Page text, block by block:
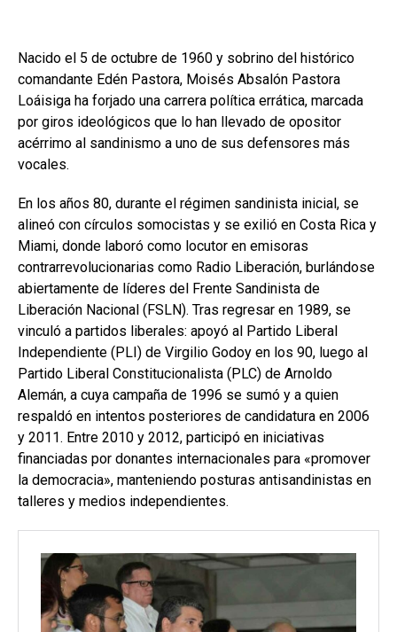
Nacido el 5 de octubre de 1960 y sobrino del histórico
comandante Edén Pastora, Moisés Absalón Pastora
Loáisiga ha forjado una carrera política errática, marcada
por giros ideológicos que lo han llevado de opositor
acérrimo al sandinismo a uno de sus defensores más
vocales.
En los años 80, durante el régimen sandinista inicial, se
alineó con círculos somocistas y se exilió en Costa Rica y
Miami, donde laboró como locutor en emisoras
contrarrevolucionarias como Radio Liberación, burlándose
abiertamente de líderes del Frente Sandinista de
Liberación Nacional (FSLN). Tras regresar en 1989, se
vinculó a partidos liberales: apoyó al Partido Liberal
Independiente (PLI) de Virgilio Godoy en los 90, luego al
Partido Liberal Constitucionalista (PLC) de Arnoldo
Alemán, a cuya campaña de 1996 se sumó y a quien
respaldó en intentos posteriores de candidatura en 2006
y 2011. Entre 2010 y 2012, participó en iniciativas
financiadas por donantes internacionales para «promover
la democracia», manteniendo posturas antisandinistas en
talleres y medios independientes.